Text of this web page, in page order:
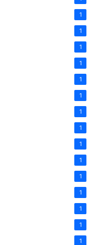
1
1
1
1
1
1
1
1
1
1
1
1
1
1
1